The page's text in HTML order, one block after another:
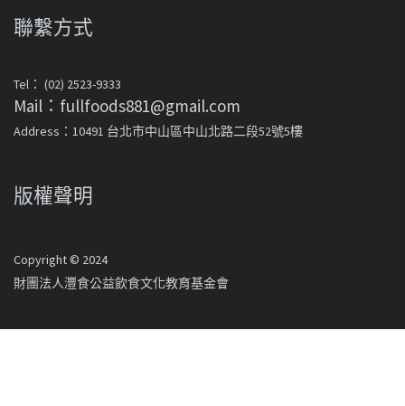
聯繫方式
Tel： (02) 2523-9333
Mail：fullfoods881@gmail.com
Address：10491 台北市中山區中山北路二段52號5樓
版權聲明
Copyright © 2024
財團法人灃食公益飲食文化教育基金會